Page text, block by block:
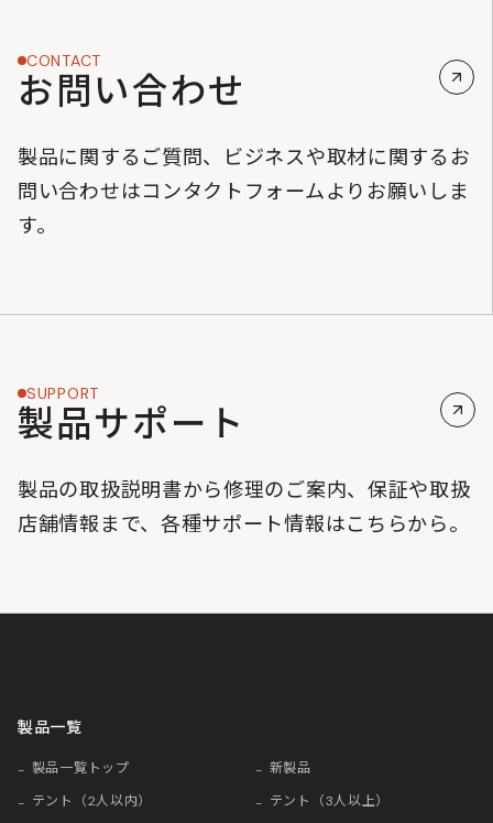
CONTACT
お問い合わせ
製品に関するご質問、ビジネスや取材に関するお
問い合わせはコンタクトフォームよりお願いしま
す。
SUPPORT
製品サポート
製品の取扱説明書から修理のご案内、保証や取扱
店舗情報まで、各種サポート情報はこちらから。
製品一覧
製品一覧トップ
新製品
テント（2人以内）
テント（3人以上）